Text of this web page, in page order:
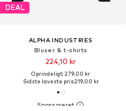
DEAL
ALPHA INDUSTRIES
Bluser & t-shirts
224,10 kr
Oprindeligt: 279,00 kr
Sidste laveste pris:219,00 kr